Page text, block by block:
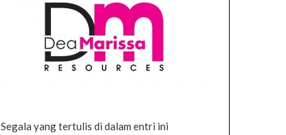
Segala yang tertulis di dalam entri ini